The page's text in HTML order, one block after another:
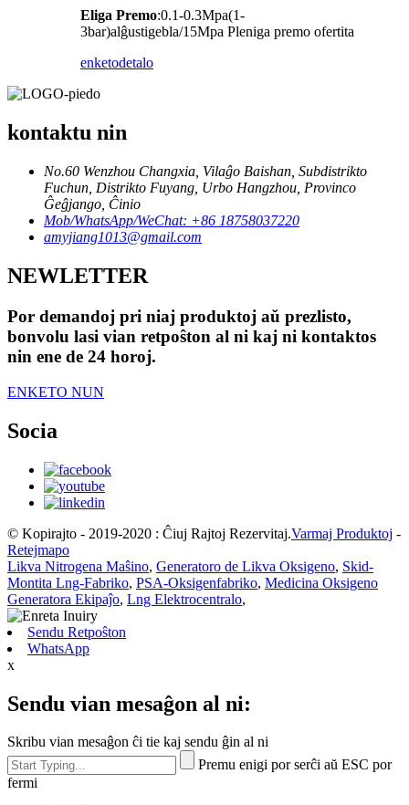
Eliga Premo:0.1-0.3Mpa(1-
3bar)alĝustigebla/15Mpa Pleniga premo ofertita
enketodetalo
kontaktu nin
No.60 Wenzhou Changxia, Vilaĝo Baishan, Subdistrikto
Fuchun, Distrikto Fuyang, Urbo Hangzhou, Provinco
Ĝeĝjango, Ĉinio
Mob/WhatsApp/WeChat: +86 18758037220
amyjiang1013@gmail.com
NEWLETTER
Por demandoj pri niaj produktoj aŭ prezlisto,
bonvolu lasi vian retpoŝton al ni kaj ni kontaktos
nin ene de 24 horoj.
ENKETO NUN
Socia
© Kopirajto - 2019-2020 : Ĉiuj Rajtoj Rezervitaj.Varmaj Produktoj -
Retejmapo
Likva Nitrogena Maŝino, Generatoro de Likva Oksigeno, Skid-
Montita Lng-Fabriko, PSA-Oksigenfabriko, Medicina Oksigeno
Generatora Ekipaĵo, Lng Elektrocentralo,
Sendu Retpoŝton
WhatsApp
x
Sendu vian mesaĝon al ni:
Skribu vian mesaĝon ĉi tie kaj sendu ĝin al ni
Premu enigi por serĉi aŭ ESC por
fermi